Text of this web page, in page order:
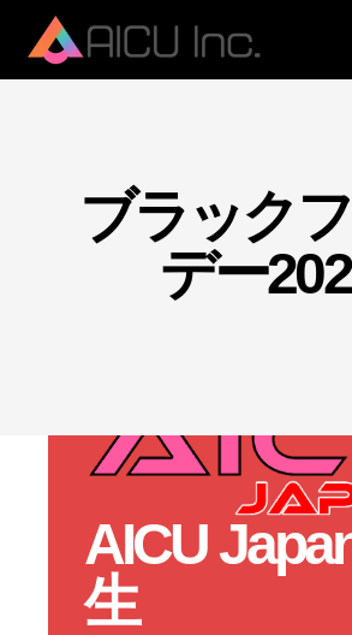
ブラック
デー
AICU
生